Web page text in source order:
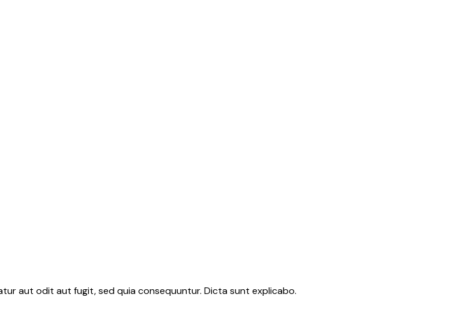
aut odit aut fugit, sed quia consequuntur. Dicta sunt explicabo.